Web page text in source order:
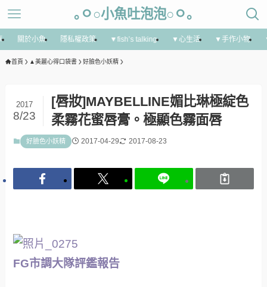
｡ㅇ○小魚吐泡泡○ㅇ｡
關於小魚 隱私權政策 ▼fish’s talking ▼心生活 ▼手作小物
首頁 ▲美麗心得口袋書 好臉色小妖精
[唇妝]MAYBELLINE媚比琳極綻色
柔霧花蜜唇膏。極顯色霧面唇
2017
8/23
好臉色小妖精 2017-04-29 2017-08-23
FG市調大隊評鑑報告